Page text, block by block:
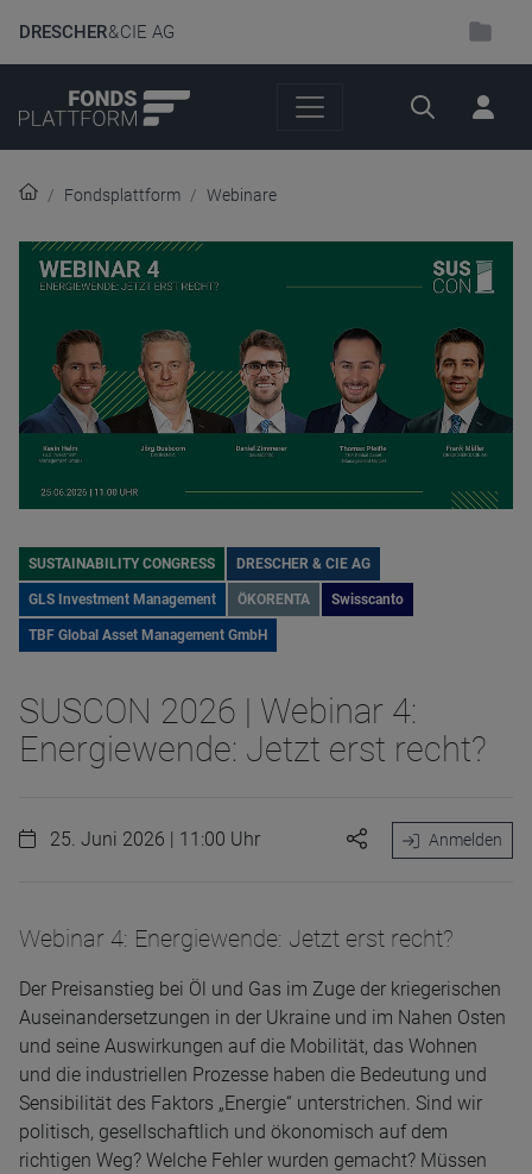
DRESCHER& CIE AG
Suche
Fondsplattform Webinare
SUSTAINABILITY CONGRESS DRESCHER & CIE AG
GLS Investment Management ÖKORENTA Swisscanto
TBF Global Asset Management GmbH
SUSCON 2026 | Webinar 4:
Energiewende: Jetzt erst recht?
25. Juni 2026 | 11:00 Uhr Anmelden
Webinar 4: Energiewende: Jetzt erst recht?
Der Preisanstieg bei Öl und Gas im Zuge der kriegerischen
Auseinandersetzungen in der Ukraine und im Nahen Osten
und seine Auswirkungen auf die Mobilität, das Wohnen
und die industriellen Prozesse haben die Bedeutung und
Sensibilität des Faktors „Energie“ unterstrichen. Sind wir
politisch, gesellschaftlich und ökonomisch auf dem
richtigen Weg? Welche Fehler wurden gemacht? Müssen